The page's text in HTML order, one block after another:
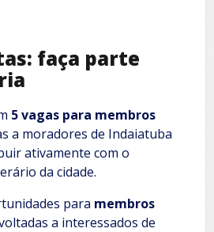
faça parte
5 vagas para membros
a moradores de Indaiatuba
ativamente com o
da cidade.
para membros
a interessados de